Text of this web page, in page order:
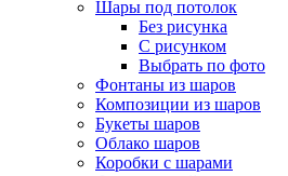
Шары под потолок
Без рисунка
С рисунком
Выбрать по фото
Фонтаны из шаров
Композиции из шаров
Букеты шаров
Облако шаров
Коробки с шарами